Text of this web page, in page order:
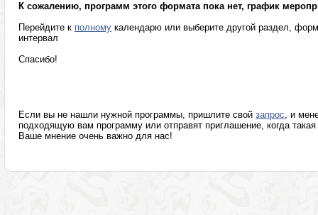
К сожалению, программ этого формата пока нет, график
Перейдите к полному календарю или выберите другой раздел,
интервал
Спасибо!
Если вы не нашли нужной программы, пришлите свой запрос, и
подходящую вам программу или отправят приглашение, когда
Ваше мнение очень важно для нас!